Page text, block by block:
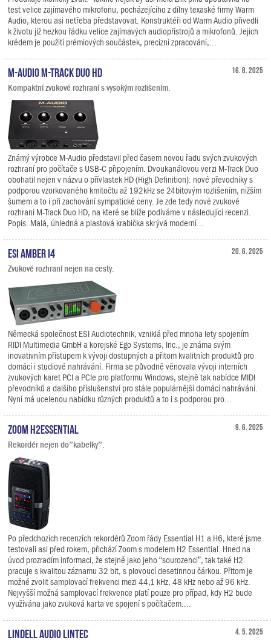
test velice zajímavého mikrofonu, pocházejícího z dílny texaské firmy Warm
Audio, kterou asi netřeba představovat. Konstruktéři od Warm Audio přivedli
k životu již hezkou řádku velice zajímavých audiopřístrojů a mikrofonů. Jejich
krédem je použití prémiových součástek, precizní zpracování,...
16. 8. 2025
M-Audio M-Track Duo HD
Kompaktní zvukové rozhraní s vysokým rozlišením.
Známý výrobce M-Audio představil před časem novou řadu svých zvukových
rozhraní pro počítače s USB-C připojením. Dvoukanálovou verzi M-Track Duo
obohatil nejen v názvu o přívlastek HD (High Definition): nové převodníky s
podporou vzorkovaného kmitočtu až 192kHz se 24bitovým rozlišením, nižším
šumem a to i při zachování sympatické ceny. Je zde tedy nové zvukové
rozhraní M-Track Duo HD, na které se blíže podíváme v následující recenzi.
Popis. Malá, úhledná a plastová krabička skrývá moderní...
20. 6. 2025
ESI Amber i4
Zvukové rozhraní nejen na cesty.
Německá společnost ESI Audiotechnik, vzniklá před mnoha lety spojením
RIDI Multimedia GmbH a korejské Ego Systems, Inc., je známa svým
inovativním přístupem k vývoji dostupných a přitom kvalitních produktů pro
domácí i studiové nahrávání. Firma se původně věnovala vývoji interních
zvukových karet PCI a PCIe pro platformu Windows, stejně tak nabídce MIDI
převodníků a dalšího příslušenství pro stále populárnější domácí nahrávání.
Nyní má ucelenou nabídku různých produktů a to i s podporou pro...
9. 6. 2025
Zoom H2essential
Rekordér nejen do”kabelky”.
Po předchozích recenzích rekordérů Zoom řády Essential H1 a H6, které jsme
testovali asi před rokem, přichází Zoom s modelem H2 Essential. Hned na
úvod prozradím informaci, že stejně jako jeho “sourozenci”, tak také H2
pracuje s kvalitou záznamu 32 bit, s plovoucí desetinnou čárkou. Přitom je
možné zvolit samplovací frekvenci mezi 44,1 kHz, 48 kHz nebo až 96 kHz.
Nejvyšší možná samplovací frekvence platí pouze pro případ, kdy H2 bude
využívána jako zvuková karta ve spojení s počítačem....
4. 5. 2025
Lindell Audio LiNTEC